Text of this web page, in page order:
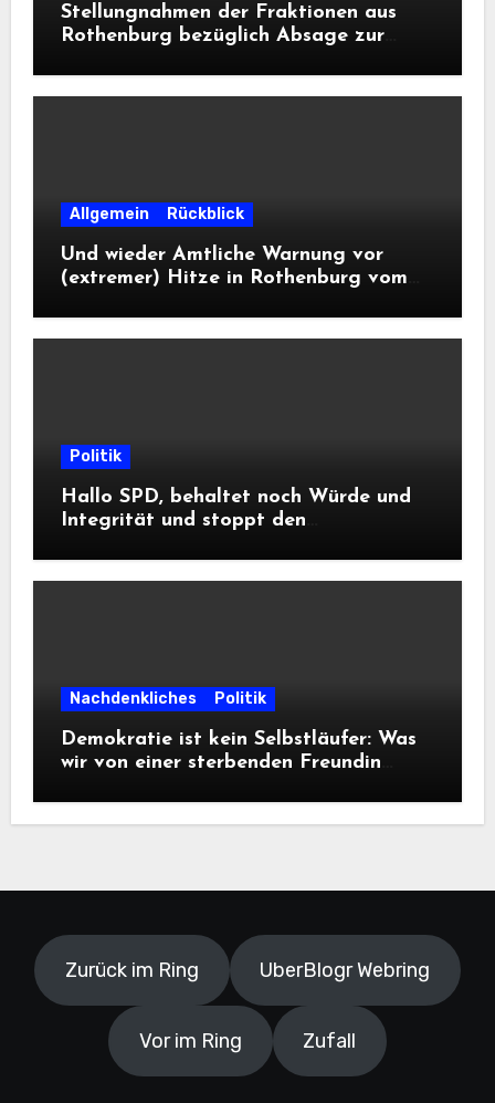
Stellungnahmen der Fraktionen aus
Rothenburg bezüglich Absage zur
Allgemein Rückblick
Und wieder Amtliche Warnung vor
(extremer) Hitze in Rothenburg vom
Politik
Hallo SPD, behaltet noch Würde und
Integrität und stoppt den
Informationsfreiheit!
Nachdenkliches Politik
Demokratie ist kein Selbstläufer: Was
wir von einer sterbenden Freundin
Zurück im Ring UberBlogr Webring
Vor im Ring Zufall